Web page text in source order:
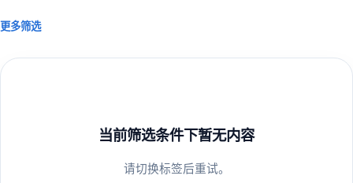
更多筛选
当前筛选条件下暂无内容
请切换标签后重试。